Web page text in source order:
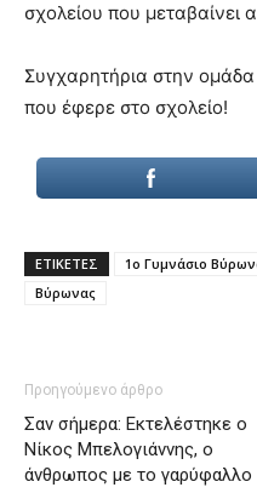
pornhun
porn
σχολείου που μεταβαίνει
Συγχαρητήρια στην ομάδα
που έφερε στο σχολείο!
ΕΤΙΚΕΤΕΣ 1ο Γυμνάσιο
Βύρωνας
Προηγούμενο άρθρο
Σαν σήμερα: Εκτελέστηκε ο
Νίκος Μπελογιάννης, ο
άνθρωπος με το γαρύφαλλο